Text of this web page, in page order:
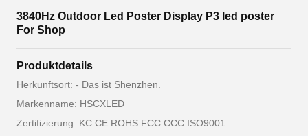
3840Hz Outdoor Led Poster Display P3 led poster
For Shop
Produktdetails
Herkunftsort: - Das ist Shenzhen.
Markenname: HSCXLED
Zertifizierung: KC CE ROHS FCC CCC ISO9001